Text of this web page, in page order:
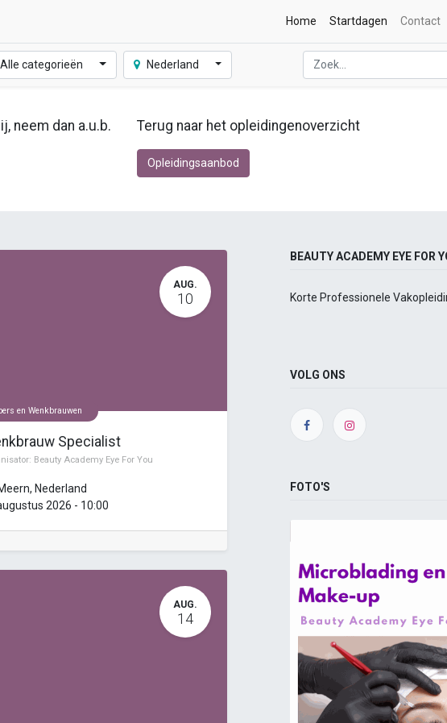
Home Startdagen Contact
Alle categorieën Nederland
neem dan a.u.b.
Terug naar het opleidingenoverzicht
Opleidingsaanbod
AUG.
10
en Wenkbrauwen
Specialist
Beauty Academy Eye For You
, Nederland
2026 - 10:00
AUG.
14
BEAUTY ACADEMY EYE FOR
Korte Professionele
VOLG ONS
FOTO'S